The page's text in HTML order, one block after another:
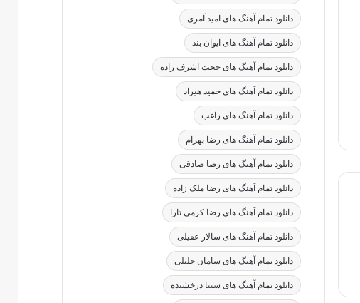
دانلود تمام آهنگ های امید آمری
دانلود تمام آهنگ های ایوان بند
دانلود تمام آهنگ های حجت اشرف زاده
دانلود تمام آهنگ های حمید هیراد
دانلود تمام آهنگ های راغب
دانلود تمام آهنگ های رضا بهرام
دانلود تمام آهنگ های رضا صادقی
دانلود تمام آهنگ های رضا ملک زاده
دانلود تمام آهنگ های رضا کرمی تارا
دانلود تمام آهنگ های سالار عقیلی
دانلود تمام آهنگ های سامان جلیلی
دانلود تمام آهنگ های سینا درخشنده